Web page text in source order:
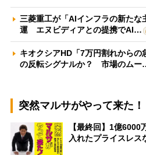
三菱重工が「AIインフラの新たな
運 エヌビディアとの提携でAI…
キオクシアHD「7万円割れから
の反転シグナルか？ 市場のム
突然マルサがやって来た！
【最終回】1億
入れたプライスレ